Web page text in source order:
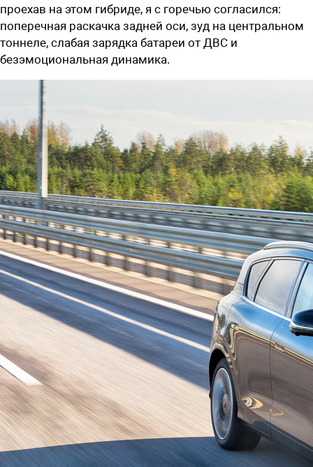
проехав на этом гибриде, я с горечью согласился:
поперечная раскачка задней оси, зуд на центральном
тоннеле, слабая зарядка батареи от ДВС и
безэмоциональная динамика.